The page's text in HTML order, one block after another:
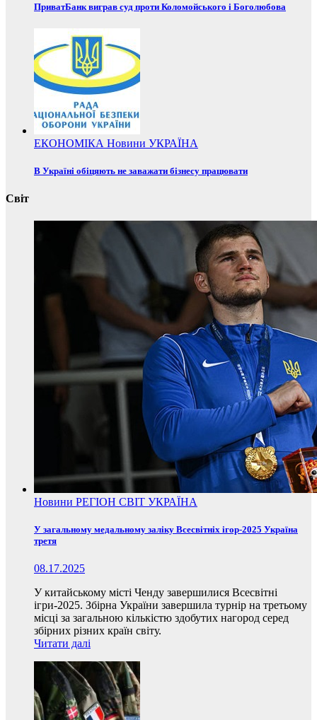
ПриватБанк виграв суд проти Коломойського і Боголюбова
ЕКОНОМІКА Новини УКРАЇНА
В Україні обіцяють не заважати бізнесу працювати
Світ
Новини РЕГІОН СВІТ УКРАЇНА
У загальному медальному заліку Всесвітніх ігор-2025 Україна
третя
08.17.2025
У китайському місті Ченду завершилися Всесвітні
ігри-2025. Збірна України завершила турнір на третьому
місці за загальною кількістю здобутих нагород серед
збірних різних країн світу.
Читати далі